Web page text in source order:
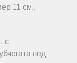
11 см.,
с
лед